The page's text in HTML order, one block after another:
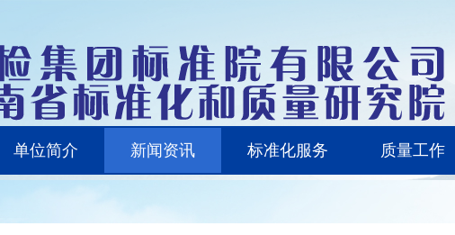
单位简介 新闻资讯 标准化服务 质量工作